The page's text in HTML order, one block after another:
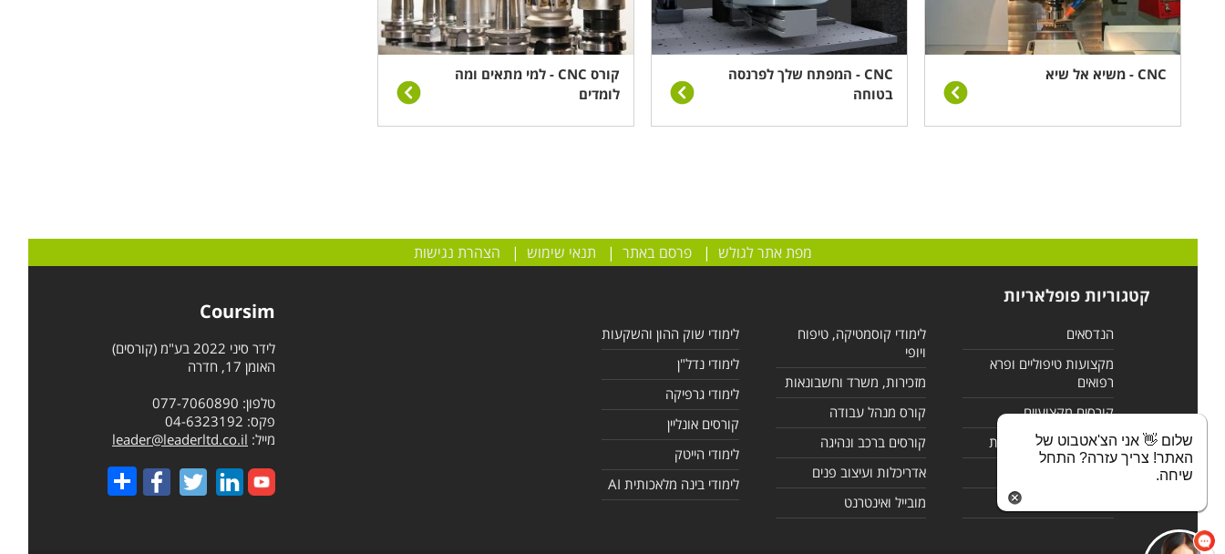
CNC - משיא אל שיא
CNC - המפתח שלך לפרנסה
בטוחה
קורס CNC - למי מתאים ומה
לומדים
מפת אתר לגולש |פרסם באתר | תנאי שימוש | הצהרת נגישות
קטגוריות פופלאריות
הנדסאים
מקצועות טיפוליים ופרא
רפואים
קורסים מקצועיים
לימודי מחשבים ורשתות
לימודי קוסמטיקה, טיפוח
ויופי
מזכירות, משרד וחשבונאות
קורס מנהל עבודה
קורסים ברכב ונהיגה
אדריכלות ועיצוב פנים
מובייל ואינטרנט
לימודי שוק ההון והשקעות
לימודי נדל"ן
לימודי גרפיקה
קורסים אונליין
לימודי הייטק
לימודי בינה מלאכותית AI
Coursim
לידר סיני 2022 בע"מ (קורסים)
האומן 17, חדרה
טלפון: 077-7060890
פקס: 04-6323192
מייל: leader@leaderltd.co.il
Share
שלום 👋 אני הצ'אטבוט של
האתר! צריך עזרה? התחל
שיחה.